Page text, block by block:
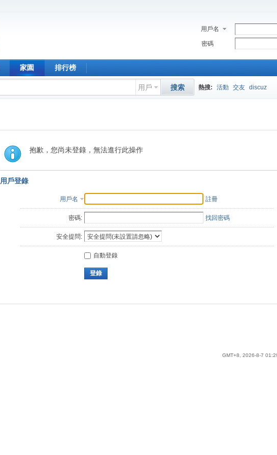
用戶名
密碼
家園 排行榜
用戶 搜索 熱搜: 活動 交友 discuz
抱歉，您尚未登錄，無法進行此操作
用戶登錄
用戶名 註冊
密碼: 找回密碼
安全提問:
自動登錄
登錄
GMT+8, 2026-8-7